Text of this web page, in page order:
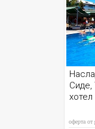
Сиде,
оферта от